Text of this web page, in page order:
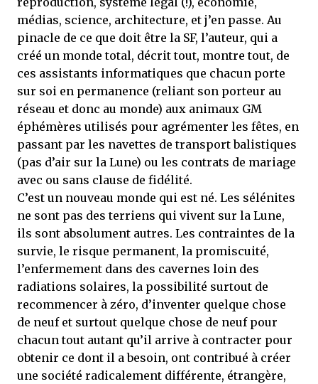
médias, science, architecture, et j’en passe. Au
pinacle de ce que doit être la SF, l’auteur, qui a
créé un monde total, décrit tout, montre tout, de
ces assistants informatiques que chacun porte
sur soi en permanence (reliant son porteur au
réseau et donc au monde) aux animaux GM
éphémères utilisés pour agrémenter les fêtes, en
passant par les navettes de transport balistiques
(pas d’air sur la Lune) ou les contrats de mariage
avec ou sans clause de fidélité.
C’est un nouveau monde qui est né. Les sélénites
ne sont pas des terriens qui vivent sur la Lune,
ils sont absolument autres. Les contraintes de la
survie, le risque permanent, la promiscuité,
l’enfermement dans des cavernes loin des
radiations solaires, la possibilité surtout de
recommencer à zéro, d’inventer quelque chose
de neuf et surtout quelque chose de neuf pour
chacun tout autant qu’il arrive à contracter pour
obtenir ce dont il a besoin, ont contribué à créer
une société radicalement différente, étrangère,